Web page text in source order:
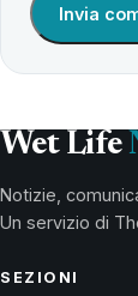
Wet Life
Notizie,
Un servizio di
SEZIONI